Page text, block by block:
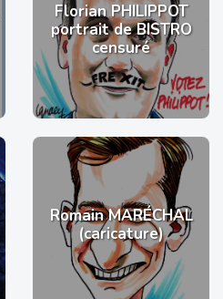
Florian PHILIPPOT
portrait de BISTRO
censuré
Romain MARÉCHAL
(caricature)